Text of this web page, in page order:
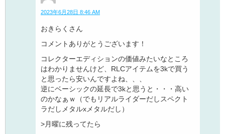
2023年6月28日 8:46 AM
おきらくさん
コメントありがとうございます！
コレクターエディションの価値みたいなところ
はわかりませんけど、RLCアイテムを3kで買う
と思ったら安いんですよね、、、
逆にベーシックの延長で3kと思うと・・・高い
のかなぁｗ（でもリアルライダーだしスペクト
ラだしメタルxメタルだし）
>月曜に残ってたら